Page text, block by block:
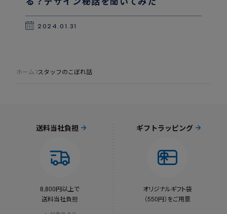
2024.01.31
ホーム スタッフのこぼれ話
送料当社負担
8,800円以上で
送料当社負担
ギフトラッピング
オリジナルギフト袋
（550円）をご用意